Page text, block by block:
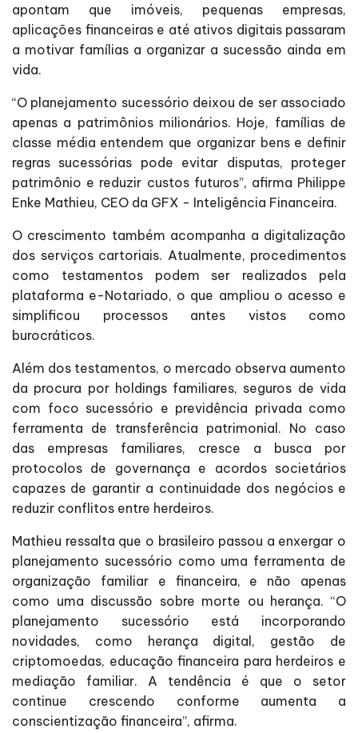
apontam que imóveis, pequenas empresas,
aplicações financeiras e até ativos digitais passaram
a motivar famílias a organizar a sucessão ainda em
vida.
“O planejamento sucessório deixou de ser associado
apenas a patrimônios milionários. Hoje, famílias de
classe média entendem que organizar bens e definir
regras sucessórias pode evitar disputas, proteger
patrimônio e reduzir custos futuros”, afirma Philippe
Enke Mathieu, CEO da GFX - Inteligência Financeira.
O crescimento também acompanha a digitalização
dos serviços cartoriais. Atualmente, procedimentos
como testamentos podem ser realizados pela
plataforma e-Notariado, o que ampliou o acesso e
simplificou processos antes vistos como
burocráticos.
Além dos testamentos, o mercado observa aumento
da procura por holdings familiares, seguros de vida
com foco sucessório e previdência privada como
ferramenta de transferência patrimonial. No caso
das empresas familiares, cresce a busca por
protocolos de governança e acordos societários
capazes de garantir a continuidade dos negócios e
reduzir conflitos entre herdeiros.
Mathieu ressalta que o brasileiro passou a enxergar o
planejamento sucessório como uma ferramenta de
organização familiar e financeira, e não apenas
como uma discussão sobre morte ou herança. “O
planejamento sucessório está incorporando
novidades, como herança digital, gestão de
criptomoedas, educação financeira para herdeiros e
mediação familiar. A tendência é que o setor
continue crescendo conforme aumenta a
conscientização financeira”, afirma.